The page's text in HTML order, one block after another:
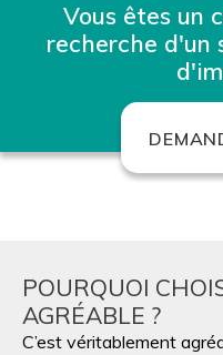
Vous êtes un
recherche d'un
POURQUOI
AGRÉABLE ?
C’est véritablement